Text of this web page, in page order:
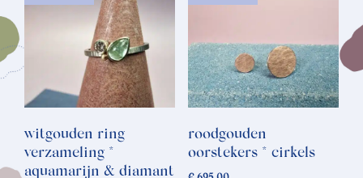
witgouden ring
verzameling *
aquamarijn & diamant
roodgouden
oorstekers * cirkels